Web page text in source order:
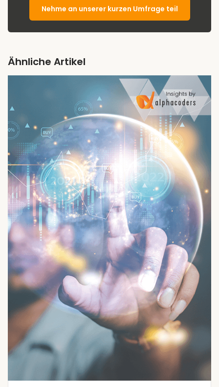
Nehme an unserer kurzen Umfrage teil
Ähnliche Artikel